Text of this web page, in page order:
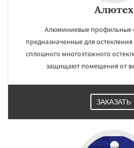
Алютех
Алюминиевые профильные
предназначенные для
сплошного многоэтажного
защищают помещения от
ЗАКАЗАТЬ